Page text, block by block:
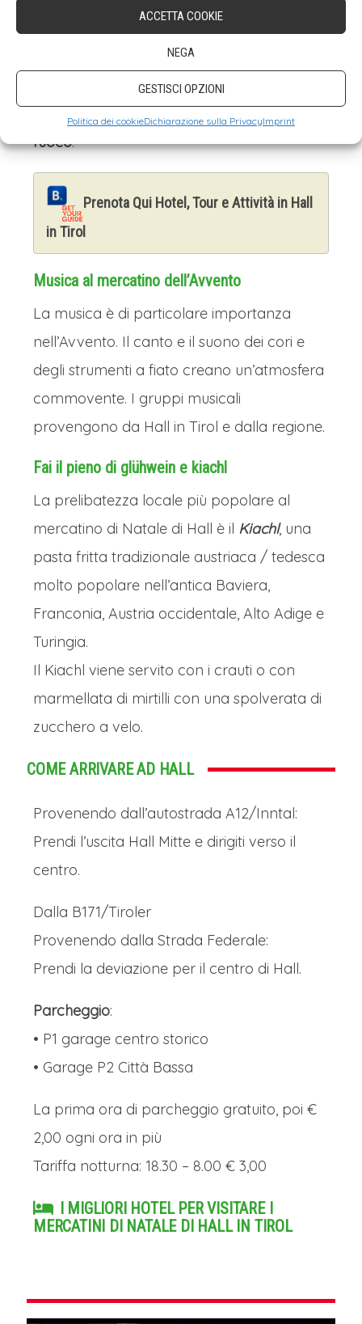
ACCETTA COOKIE
NEGA
GESTISCI OPZIONI
Politica dei cookieDichiarazione sulla PrivacyImprint
cavalcare un pony
ascoltare storie, fare decorazioni natalizie o
assistere a uno spettacolo di giocolieri con il
fuoco.
Prenota Qui Hotel, Tour e Attività in Hall
in Tirol
Musica al mercatino dell’Avvento
La musica è di particolare importanza
nell’Avvento. Il canto e il suono dei cori e
degli strumenti a fiato creano un’atmosfera
commovente. I gruppi musicali
provengono da Hall in Tirol e dalla regione.
Fai il pieno di glühwein e kiachl
La prelibatezza locale più popolare al
mercatino di Natale di Hall è il Kiachl, una
pasta fritta tradizionale austriaca / tedesca
molto popolare nell’antica Baviera,
Franconia, Austria occidentale, Alto Adige e
Turingia.
Il Kiachl viene servito con i crauti o con
marmellata di mirtilli con una spolverata di
zucchero a velo.
COME ARRIVARE AD HALL
Provenendo dall’autostrada A12/Inntal:
Prendi l’uscita Hall Mitte e dirigiti verso il
centro.
Dalla B171/Tiroler
Provenendo dalla Strada Federale:
Prendi la deviazione per il centro di Hall.
Parcheggio:
• P1 garage centro storico
• Garage P2 Città Bassa
La prima ora di parcheggio gratuito, poi €
2,00 ogni ora in più
Tariffa notturna: 18.30 – 8.00 € 3,00
I MIGLIORI HOTEL PER VISITARE I
MERCATINI DI NATALE DI HALL IN TIROL